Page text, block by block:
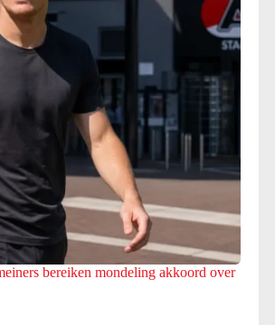
bereiken mondeling akkoord over